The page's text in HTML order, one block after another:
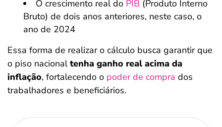
O crescimento real do PIB (Produto Interno
Bruto) de dois anos anteriores, neste caso, o
ano de 2024
Essa forma de realizar o cálculo busca garantir que
o piso nacionaltenha ganho real acima da
inflação, fortalecendo o poder de compra dos
trabalhadores e beneficiários.